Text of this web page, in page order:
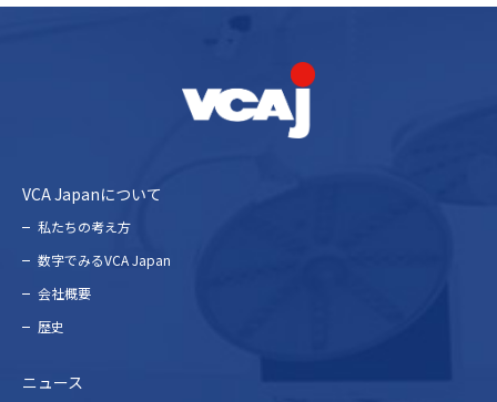
VCA Japanについて
私たちの考え⽅
数字でみるVCA Japan
会社概要
歴史
ニュース